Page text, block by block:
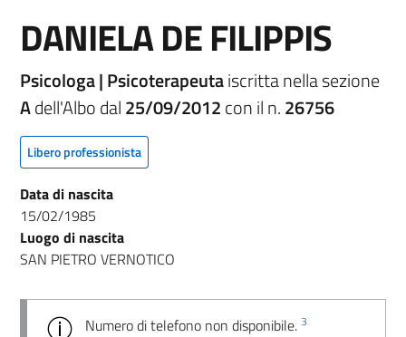
DANIELA DE FILIPPIS
Psicologa | Psicoterapeutaiscritta nella sezione
Adell'Albo dal25/09/2012con il n.26756
Libero professionista
Data di nascita
15/02/1985
Luogo di nascita
SAN PIETRO VERNOTICO
Numero di telefono non disponibile. 3